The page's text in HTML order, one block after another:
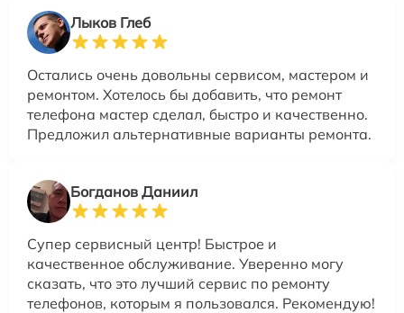
Лыков Глеб
Остались очень довольны сервисом, мастером и
ремонтом. Хотелось бы добавить, что ремонт
телефона мастер сделал, быстро и качественно.
Предложил альтернативные варианты ремонта.
Богданов Даниил
Супер сервисный центр! Быстрое и
качественное обслуживание. Уверенно могу
сказать, что это лучший сервис по ремонту
телефонов, которым я пользовался. Рекомендую!